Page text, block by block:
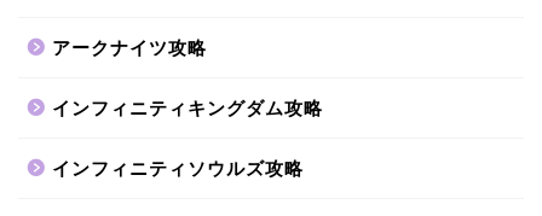
アークナイツ攻略
インフィニティキングダム攻略
インフィニティソウルズ攻略